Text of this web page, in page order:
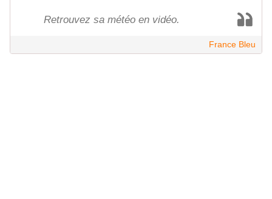
Retrouvez sa météo en vidéo.
France Bleu